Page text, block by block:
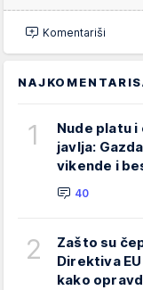
Komentariši
1
Nude platu
javlja:
vikende i
40
2
Zašto su
Direktiva
kako